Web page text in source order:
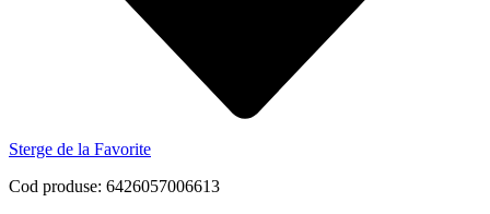
Sterge de la Favorite
Cod produse: 6426057006613